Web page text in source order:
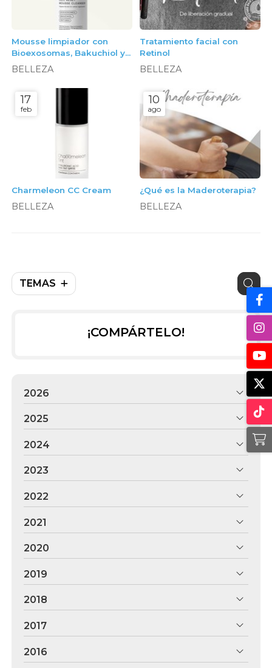
TEMAS
Mousse limpiador con
Bioexosomas, Bakuchiol y
Péptidos, 150ml. Neoxoma
BELLEZA
Tratamiento facial con
Retinol
BELLEZA
17
feb
Charmeleon CC Cream
BELLEZA
10
ago
¿Qué es la Maderoterapia?
BELLEZA
¡COMPÁRTELO!
2026
2025
2024
2023
2022
2021
2020
2019
2018
2017
2016